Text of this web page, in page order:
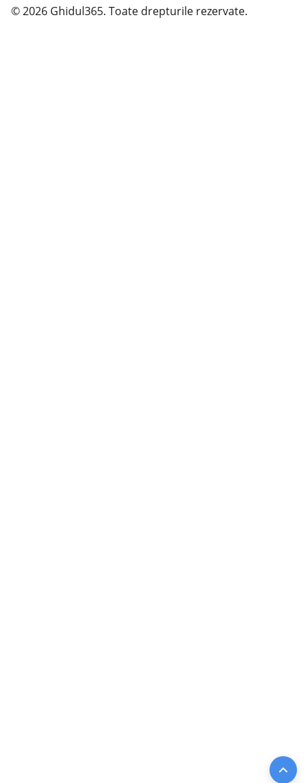
© 2026 Ghidul365. Toate drepturile rezervate.